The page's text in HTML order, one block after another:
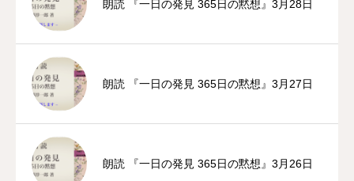
朗読 『一日の発見 365日の黙想』3月28日
朗読 『一日の発見 365日の黙想』3月27日
朗読 『一日の発見 365日の黙想』3月26日